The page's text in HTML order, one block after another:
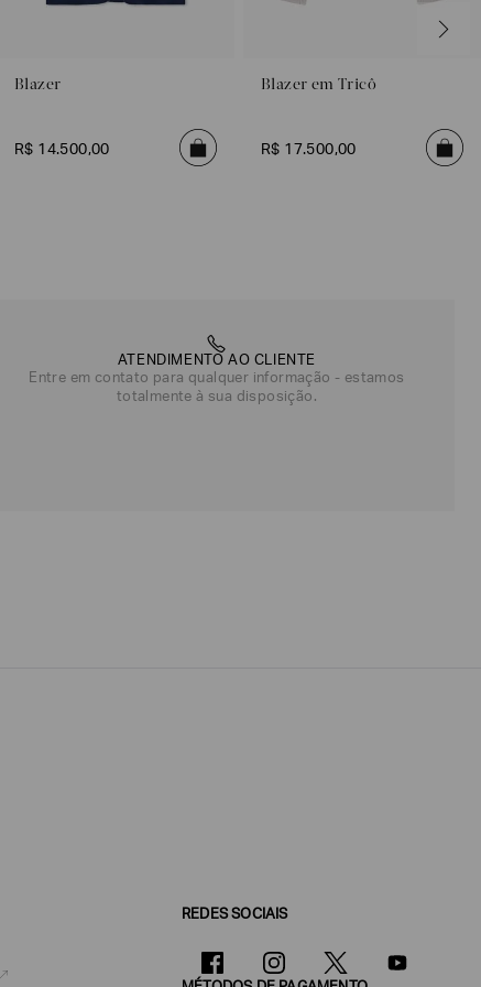
Blazer
R$ 14.500,00
Blazer em Tricô
R$ 17.500,00
ATENDIMENTO AO CLIENTE
Entre em contato para qualquer informação - estamos
totalmente à sua disposição.
REDES SOCIAIS